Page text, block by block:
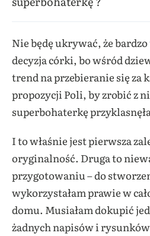
Nie będę ukrywać, że
decyzja córki, bo wśród
trend na przebieranie się za
propozycji Poli, by zrobić z
superbohaterkę
I to właśnie jest pierwsza
oryginalność. Druga to
przygotowaniu – do
wykorzystałam prawie w
domu. Musiałam dokupić
żadnych napisów i